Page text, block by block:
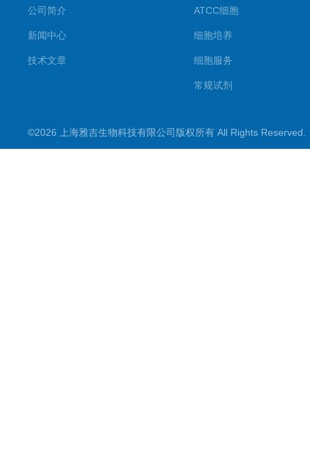
公司简介
新闻中心
技术文章
ATCC细胞
细胞培养
细胞服务
常规试剂
PCR试剂盒
©2026 上海雅吉生物科技有限公司版权所有 All Rights